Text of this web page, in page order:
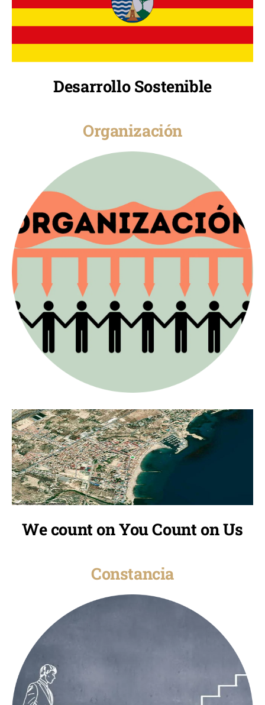
Desarrollo Sostenible
Organización
We count on You Count on Us
Constancia